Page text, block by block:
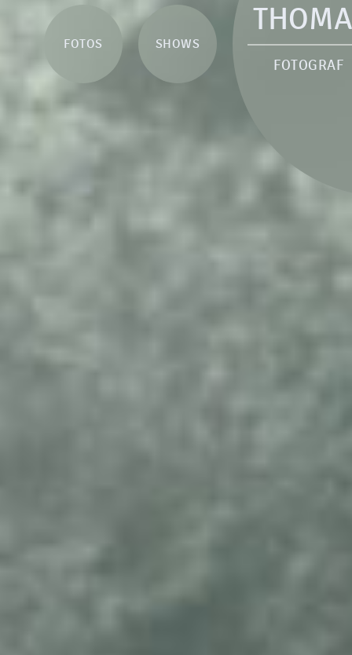
FOTOGRAF
FOTOS SHOWS